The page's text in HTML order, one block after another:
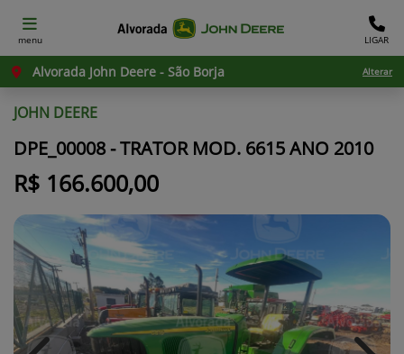
menu LIGAR
Alvorada John Deere - São Borja Alterar
JOHN DEERE
DPE_00008 - TRATOR MOD. 6615 ANO 2010
R$ 166.600,00